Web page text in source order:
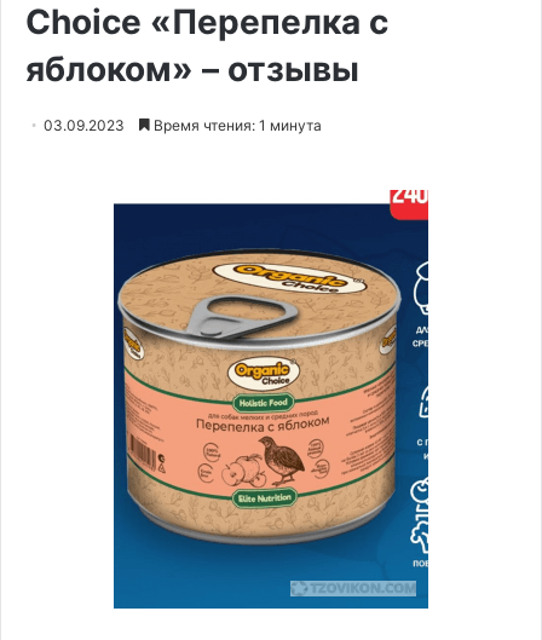
Choice «Перепелка с
яблоком» – отзывы
03.09.2023 Время чтения: 1 минута